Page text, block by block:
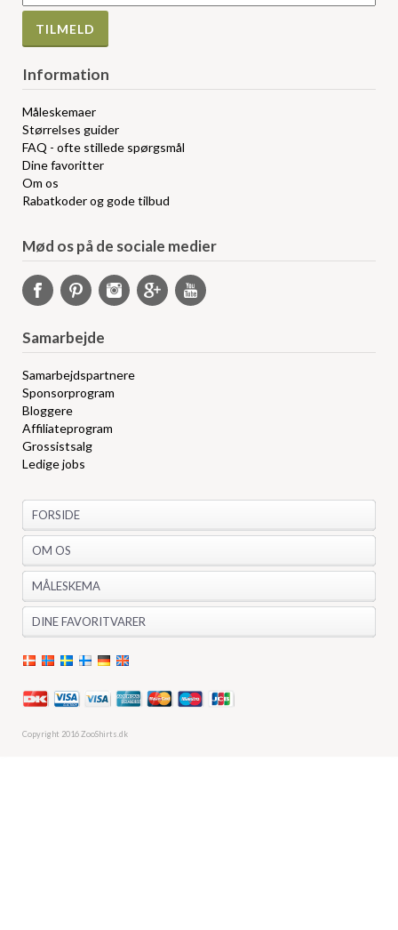
Information
Måleskemaer
Størrelses guider
FAQ - ofte stillede spørgsmål
Dine favoritter
Om os
Rabatkoder og gode tilbud
Mød os på de sociale medier
Samarbejde
Samarbejdspartnere
Sponsorprogram
Bloggere
Affiliateprogram
Grossistsalg
Ledige jobs
FORSIDE
OM OS
MÅLESKEMA
DINE FAVORITVARER
Copyright 2016 ZooShirts.dk